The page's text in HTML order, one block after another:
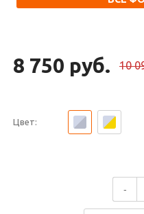
8 750 руб. 10
Цвет:
-